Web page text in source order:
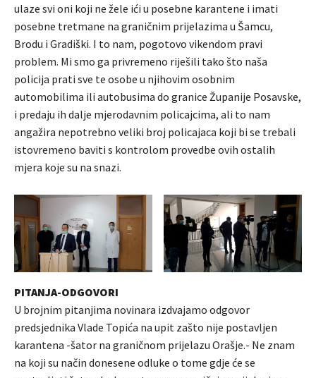
ulaze svi oni koji ne žele ići u posebne karantene i imati
posebne tretmane na graničnim prijelazima u Šamcu,
Brodu i Gradiški. I to nam, pogotovo vikendom pravi
problem. Mi smo ga privremeno riješili tako što naša
policija prati sve te osobe u njihovim osobnim
automobilima ili autobusima do granice Županije Posavske,
i predaju ih dalje mjerodavnim policajcima, ali to nam
angažira nepotrebno veliki broj policajaca koji bi se trebali
istovremeno baviti s kontrolom provedbe ovih ostalih
mjera koje su na snazi.
PITANJA-ODGOVORI
U brojnim pitanjima novinara izdvajamo odgovor
predsjednika Vlade Topića na upit zašto nije postavljen
karantena -šator na graničnom prijelazu Orašje.- Ne znam
na koji su način donesene odluke o tome gdje će se